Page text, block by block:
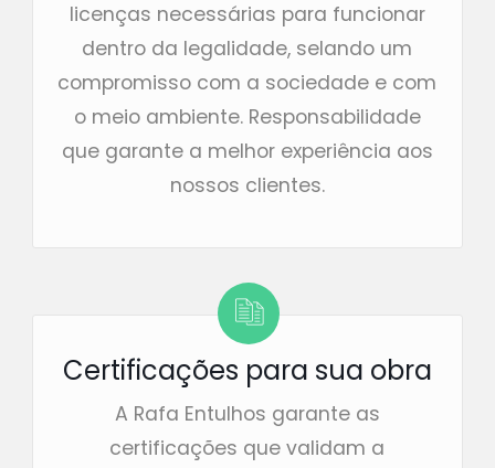
licenças necessárias para funcionar
dentro da legalidade, selando um
compromisso com a sociedade e com
o meio ambiente. Responsabilidade
que garante a melhor experiência aos
nossos clientes.
Certificações para sua obra
A Rafa Entulhos garante as
certificações que validam a